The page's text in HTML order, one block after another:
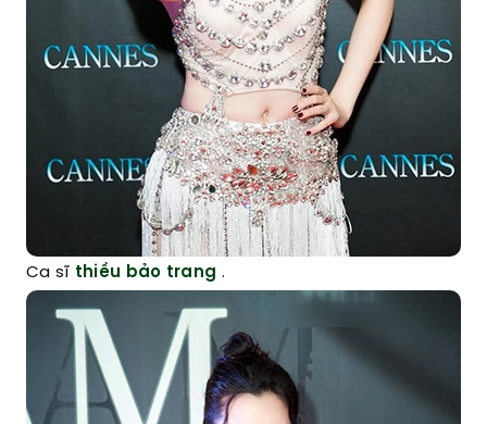
Ca sĩ thiều bảo trang .